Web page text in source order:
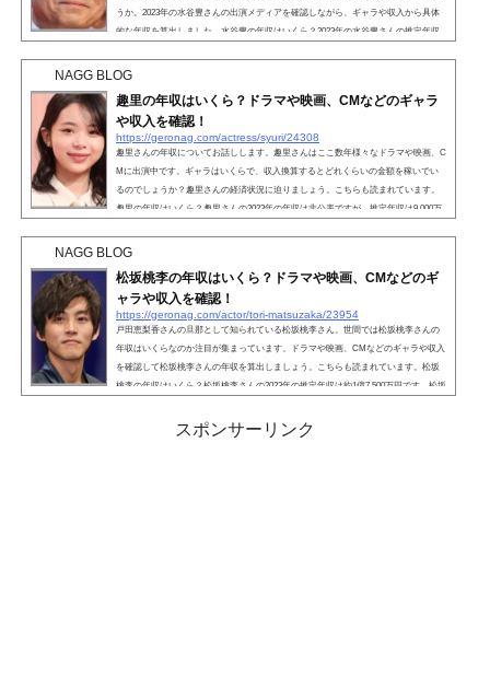
うか。2023年の水谷豊さんの出演メディアを確認しながら、ギャラや収入から具体
的な年収を算出しました。水谷豊の年収はいくら？2023年の水谷豊さんの推定年収
ラマ 映画 CM 舞台2023年度は映画に出演していませんが、昨今露出頻度が減ってい
NAGG BLOG
趣里の年収はいくら？ドラマや映画、CMなどのギャラ
や収入を確認！
https://geronag.com/actress/syuri/24308
趣里さんの年収についてお話しします。趣里さんはここ数年様々なドラマや映画、C
Mに出演中です。ギャラはいくらで、収入換算するとどれくらいの金額を稼いでい
るのでしょうか？趣里さんの経済状況に迫りましょう。こちらも読まれています。
趣里の年収はいくら？趣里さんの2023年の年収は非公表ですが、推定年収は9,000万
おり、CMにも出演。あの『相棒』で有名な水谷豊さんの娘ということもあり、話題
NAGG BLOG
松坂桃李の年収はいくら？ドラマや映画、CMなどのギ
ャラや収入を確認！
https://geronag.com/actor/tori-matsuzaka/23954
戸田恵梨香さんの旦那として知られている松坂桃李さん。世間では松坂桃李さんの
年収はいくらなのか注目が集まっています。ドラマや映画、CMなどのギャラや収入
を確認して松坂桃李さんの年収を算出しましょう。こちらも読まれています。松坂
桃李の年収はいくら？松坂桃李さんの2023年の推定年収は約1億7,500万円です。松坂
収は非常に高額になっています。現在の松坂桃李さんの収入源は、以下のとおり。
ドラマ 映画 CM主な収入源は上記ですが、テレビ出...
スポンサーリンク